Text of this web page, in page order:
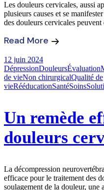
Les douleurs cervicales, aussi
plusieurs causes et se
des douleurs cervicales peuvent
Read More
12 juin 2024
DépressionDouleursÉvaluation
de vieNon chirurgicalQualité de
vieRééducationSantéSoins
Un remède
douleurs
La décompression
efficace pour le traitement des
soulagement de la douleur, une